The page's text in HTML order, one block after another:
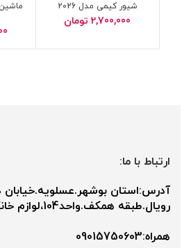
شیور کیمی مدل 2026
2,700,000 تومان
ارتباط با ما:
آدرس:استان بوشهر.عسلویه.خیابان
رویال.طبقه همکف.واحد104،لوازم خانگی مبین
همراه:09015750603